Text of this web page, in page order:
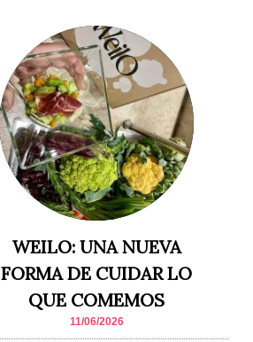
WEILO: UNA NUEVA
FORMA DE CUIDAR LO
QUE COMEMOS
11/06/2026